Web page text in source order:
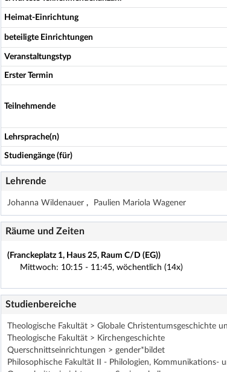
Heimat-Einrichtung
beteiligte Einrichtungen
Veranstaltungstyp
Erster Termin
Teilnehmende
Lehrsprache(n)
Studiengänge (für)
Lehrende
Johanna Wildenauer Paulien Mariola Wagener
Räume und Zeiten
(Franckeplatz 1, Haus 25, Raum C/D (EG))
Mittwoch: 10:15 - 11:45, wöchentlich (14x)
Studienbereiche
Theologische Fakultät > Globale Christentumsgeschichte
Theologische Fakultät > Kirchengeschichte
Querschnittseinrichtungen > gender*bildet
Philosophische Fakultät II - Philologien,